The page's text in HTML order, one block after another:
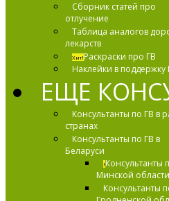
Сборник статей про
отлучение
Таблица аналогов
лекарств
Хит!Раскраски про ГВ
Наклейки в поддержку
ЕЩЕ
Консультанты по ГВ в
странах
Консультанты по ГВ в
Беларуси
!Консультанты
Минской области
Консультанты